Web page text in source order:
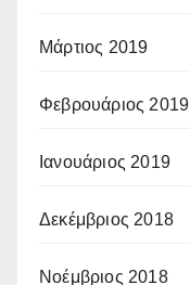
Μάρτιος 2019
Φεβρουάριος 2019
Ιανουάριος 2019
Δεκέμβριος 2018
Νοέμβριος 2018